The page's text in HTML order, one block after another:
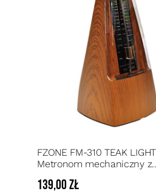
FZONE FM-310 TEAK
Metronom mechaniczny z
139,00 zł